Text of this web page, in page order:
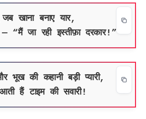
खाना बनाए यार,
— “मैं जा रही इस्तीफ़ा दरकार!”
भूख की कहानी बड़ी प्यारी,
आती हैं टाइम की सवारी!